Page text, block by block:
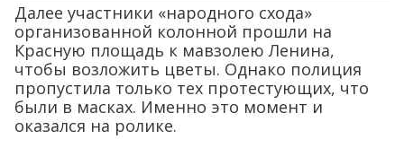
Далее участники «народного схода»
организованной колонной прошли на
Красную площадь к мавзолею Ленина,
чтобы возложить цветы. Однако полиция
пропустила только тех протестующих, что
были в масках. Именно это момент и
оказался на ролике.